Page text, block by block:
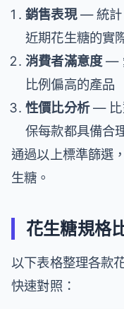
銷售表現— 統計
近期花生糖的實
消費者滿意度—
比例偏高的產品
性價比分析— 比
保每款都具備合
通過以上標準篩選
生糖。
花生糖規格
以下表格整理各款
快速對照：